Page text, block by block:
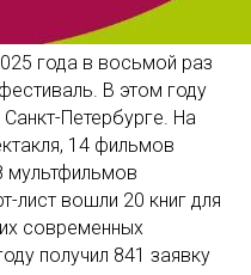
года в восьмой раз
В этом году
Петербурге. На
14 фильмов
мультфильмов
лист вошли 20 книг для
современных
получил 841 заявку